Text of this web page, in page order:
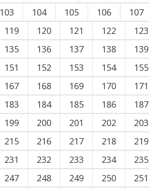
103 104 105 106 107
119 120 121 122 123
135 136 137 138 139
151 152 153 154 155
167 168 169 170 171
183 184 185 186 187
199 200 201 202 203
215 216 217 218 219
231 232 233 234 235
247 248 249 250 251